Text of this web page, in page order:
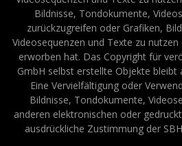
Bildnisse, Tondokumente,
zurückzugreifen oder Grafiken,
Videosequenzen und Texte zu
erworben hat. Das Copyright für
GmbH selbst erstellte Objekte bleibt
Eine Vervielfältigung oder
Bildnisse, Tondokumente,
anderen elektronischen oder
ausdrückliche Zustimmung der